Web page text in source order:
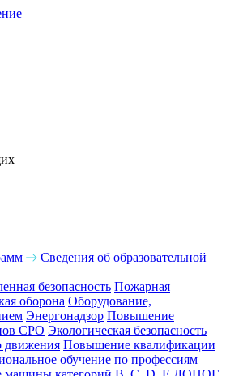
Сведения об образовательной
безопасность Пожарная
оборона Оборудование,
Энергонадзор Повышение
СРО Экологическая безопасность
движения Повышение квалификации
обучение по профессиям